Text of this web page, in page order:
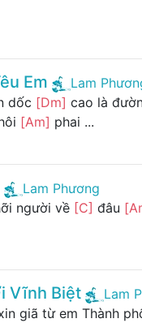
Em
Lam
dốc [Dm] cao là
[Am] phai ...
Lam Phương
người về [C] đâu
Vĩnh Biệt
Lam
giã từ em Thành